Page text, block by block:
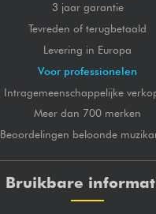
3 jaar garantie
Tevreden of terugbetaald
Levering in Europa
Voor professionelen
Intragemeenschappelijke
Meer dan 700 merken
Beoordelingen beloonde
Bruikbare